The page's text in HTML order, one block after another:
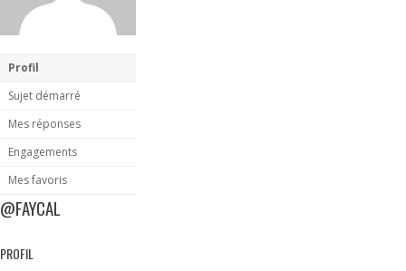
Profil
Sujet démarré
Mes réponses
Engagements
Mes favoris
@FAYCAL
PROFIL